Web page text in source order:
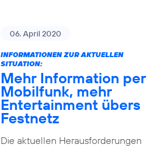
06. April 2020
INFORMATIONEN ZUR AKTUELLEN
SITUATION:
Mehr Information per
Mobilfunk, mehr
Entertainment übers
Festnetz
Die aktuellen Herausforderungen